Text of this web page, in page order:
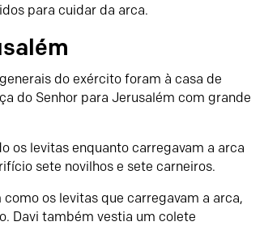
para cuidar da arca.
do exército foram à casa de
do Senhor para Jerusalém com grande
os levitas enquanto carregavam a arca
sete novilhos e sete carneiros.
os levitas que carregavam a arca,
Davi também vestia um colete